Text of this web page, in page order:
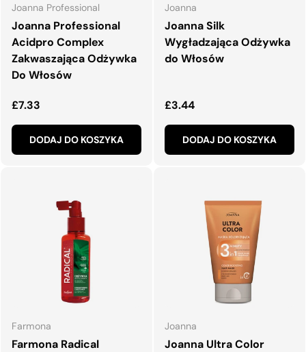
Joanna Professional
Joanna Professional
Acidpro Complex
Zakwaszająca Odżywka
Do Włosów
Normalna cena
£7.33
DODAJ DO KOSZYKA
Joanna
Joanna Silk
Wygładzająca Odżywka
do Włosów
Normalna cena
£3.44
DODAJ DO KOSZYKA
Farmona
Farmona Radical
Joanna
Joanna Ultra Color